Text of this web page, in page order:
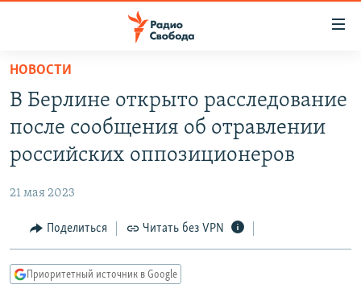
упрощенного
доступа
основному
Вернутся
Вернутся
ПОДКАСТЫ
АВТОРСКИЕ ПРОЕКТЫ
МНЕНИЯ
КУЛЬТУРА
КАВКАЗ.РЕАЛИИ
НОВОСТИ
В Берлине открыто расследование
после сообщения об отравлении
российских оппозиционеров
21 мая 2023
Поделиться Читать без VPN
Приоритетный источник в Google